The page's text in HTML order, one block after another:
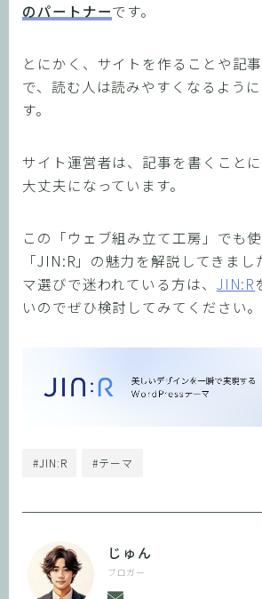
のパートナーです。
とにかく、サイトを作ることや記
で、読む人は読みやすくなるよう
す。
サイト運営者は、記事を書くこと
大丈夫になっています。
この「ウェブ組み立て工房」でも
「JIN:R」の魅力を解説してきま
マ選びで迷われている方は、 JIN:R
いのでぜひ検討してみてください。
#JIN:R #テーマ
じゅん
ブロガー